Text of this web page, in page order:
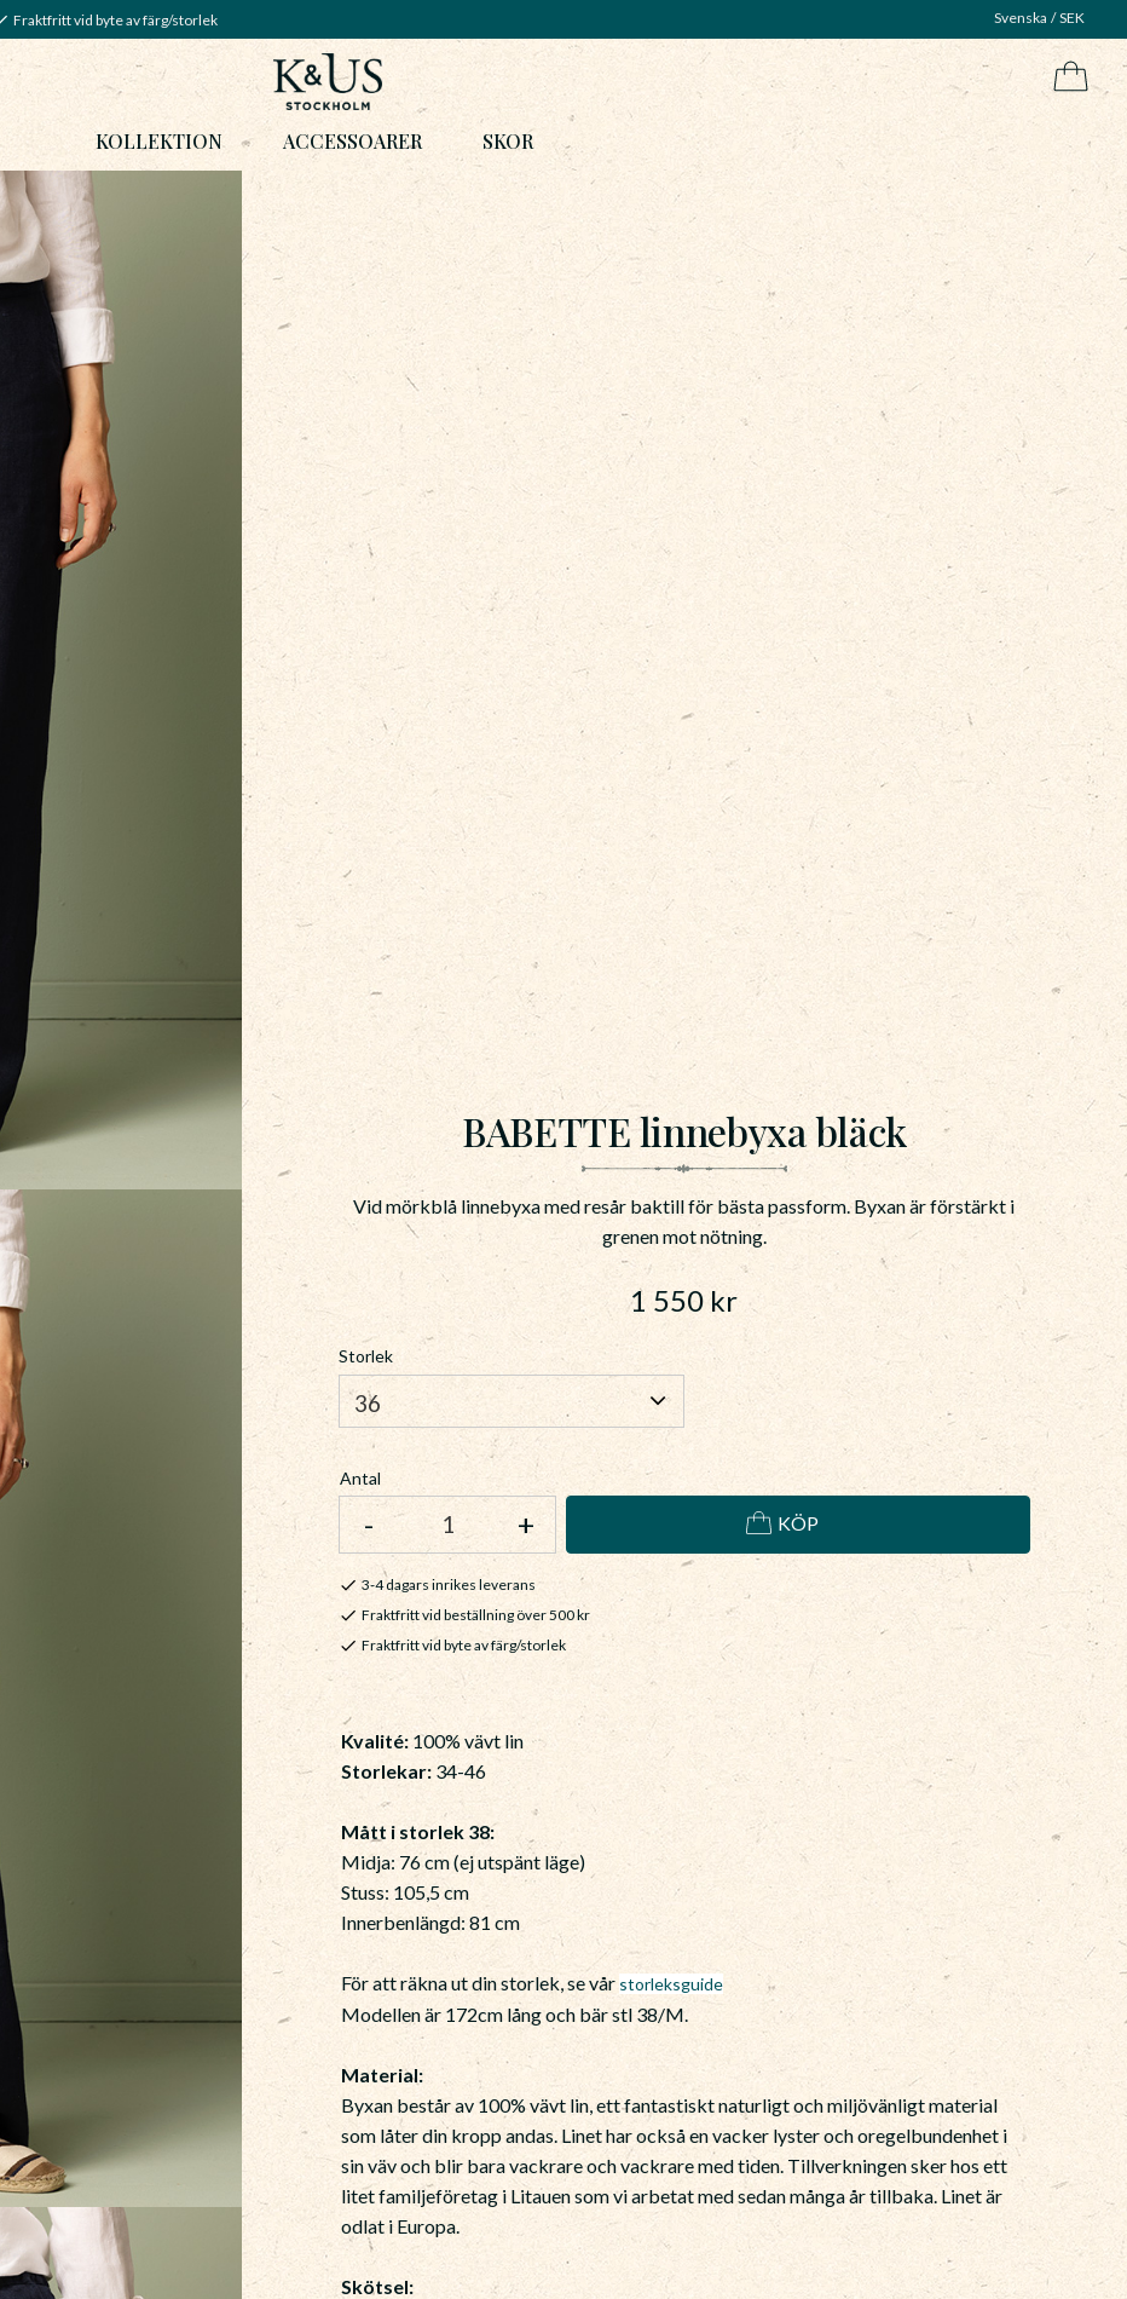
Fraktfritt vid byte av färg/storlek
KOLLEKTION ACCESSOARER SKOR
Svenska SEK
BABETTE linnebyxa bläck
Vid mörkblå linnebyxa med resår baktill för bästa passform. Byxan är förstärkt i
grenen mot nötning.
1 550 kr
Storlek
Antal
+
- KÖP
3-4 dagars inrikes leverans
Fraktfritt vid beställning över 500 kr
Fraktfritt vid byte av färg/storlek
Kvalité: 100% vävt lin
Storlekar: 34-46
Mått i storlek 38:
Midja: 76 cm (ej utspänt läge)
Stuss: 105,5 cm
Innerbenlängd: 81 cm
För att räkna ut din storlek, se vår storleksguide
Modellen är 172cm lång och bär stl 38/M.
Material:
Byxan består av 100% vävt lin, ett fantastiskt naturligt och miljövänligt material
som låter din kropp andas. Linet har också en vacker lyster och oregelbundenhet i
sin väv och blir bara vackrare och vackrare med tiden. Tillverkningen sker hos ett
litet familjeföretag i Litauen som vi arbetat med sedan många år tillbaka. Linet är
odlat i Europa.
Skötsel: